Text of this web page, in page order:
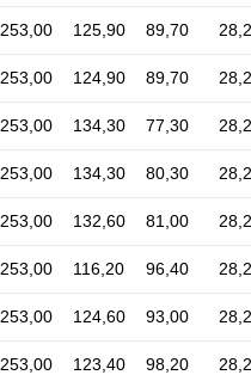
253,00 125,90 89,70
253,00 124,90 89,70
253,00 134,30 77,30
253,00 134,30 80,30
253,00 132,60 81,00
253,00 116,20 96,40
253,00 124,60 93,00
253,00 123,40 98,20